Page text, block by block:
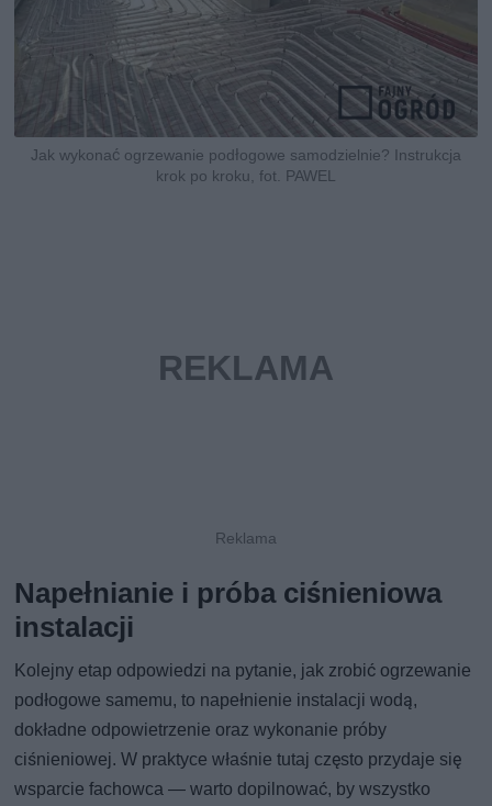
Jak wykonać ogrzewanie podłogowe samodzielnie? Instrukcja
krok po kroku, fot. PAWEL
Napełnianie i próba ciśnieniowa
instalacji
Kolejny etap odpowiedzi na pytanie, jak zrobić ogrzewanie
podłogowe samemu, to napełnienie instalacji wodą,
dokładne odpowietrzenie oraz wykonanie próby
ciśnieniowej. W praktyce właśnie tutaj często przydaje się
wsparcie fachowca — warto dopilnować, by wszystko